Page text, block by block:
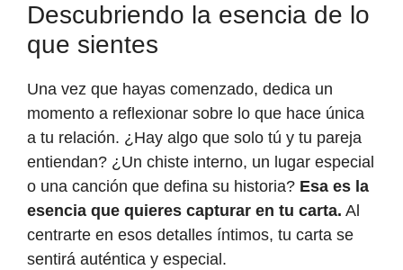
Descubriendo la esencia de lo
que sientes
Una vez que hayas comenzado, dedica un
momento a reflexionar sobre lo que hace única
a tu relación. ¿Hay algo que solo tú y tu pareja
entiendan? ¿Un chiste interno, un lugar especial
o una canción que defina su historia? Esa es la
esencia que quieres capturar en tu carta. Al
centrarte en esos detalles íntimos, tu carta se
sentirá auténtica y especial.